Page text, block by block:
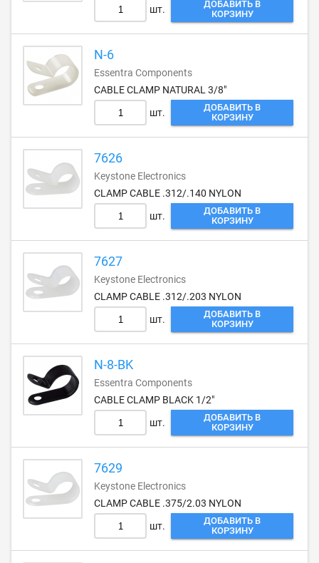
шт.
ДОБАВИТЬ В
КОРЗИНУ
N-6
Essentra Components
CABLE CLAMP NATURAL 3/8"
шт.
ДОБАВИТЬ В
КОРЗИНУ
7626
Keystone Electronics
CLAMP CABLE .312/.140 NYLON
шт.
ДОБАВИТЬ В
КОРЗИНУ
7627
Keystone Electronics
CLAMP CABLE .312/.203 NYLON
шт.
ДОБАВИТЬ В
КОРЗИНУ
N-8-BK
Essentra Components
CABLE CLAMP BLACK 1/2"
шт.
ДОБАВИТЬ В
КОРЗИНУ
7629
Keystone Electronics
CLAMP CABLE .375/2.03 NYLON
шт.
ДОБАВИТЬ В
КОРЗИНУ